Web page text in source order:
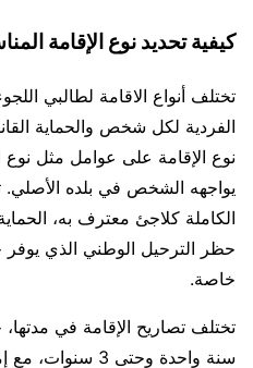
كيفية تحديد نوع الإقامة
تختلف أنواع الاقامة لطالبي
الفردية لكل شخص والحماية
نوع الإقامة على عوامل مثل نوع
يواجهه الشخص في بلده الأصلي.
الكاملة كلاجئ معترف به،
حظر الترحيل الوطني الذي يوفر
خاصة.
تختلف تصاريح الإقامة في
سنة واحدة وحتى 3